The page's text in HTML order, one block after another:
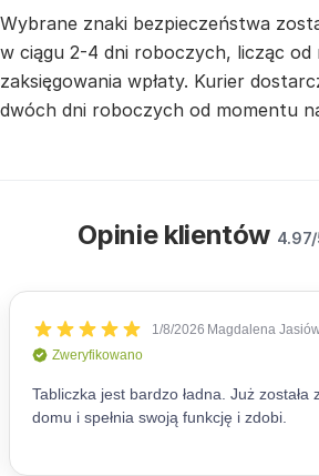
Wybrane znaki bezpieczeństwa
w ciągu 2-4 dni roboczych, licząc od
zaksięgowania wpłaty. Kurier
dwóch dni roboczych od momentu
Opinie klientów 4.97/